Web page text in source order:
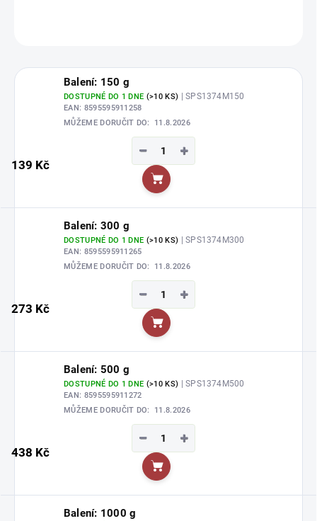
Balení: 150 g
DOSTUPNÉ DO 1 DNE (>10 KS) | SPS1374M150
EAN: 8595595911258
MŮŽEME DORUČIT DO:
11.8.2026
139 Kč
+
−
Do košíku
Balení: 300 g
DOSTUPNÉ DO 1 DNE (>10 KS) | SPS1374M300
EAN: 8595595911265
MŮŽEME DORUČIT DO:
11.8.2026
273 Kč
+
−
Do košíku
Balení: 500 g
DOSTUPNÉ DO 1 DNE (>10 KS) | SPS1374M500
EAN: 8595595911272
MŮŽEME DORUČIT DO:
11.8.2026
438 Kč
+
−
Do košíku
Balení: 1000 g